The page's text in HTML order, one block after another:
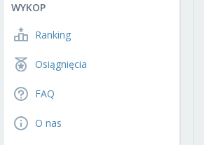
WYKOP
Ranking
Osiągnięcia
FAQ
O nas